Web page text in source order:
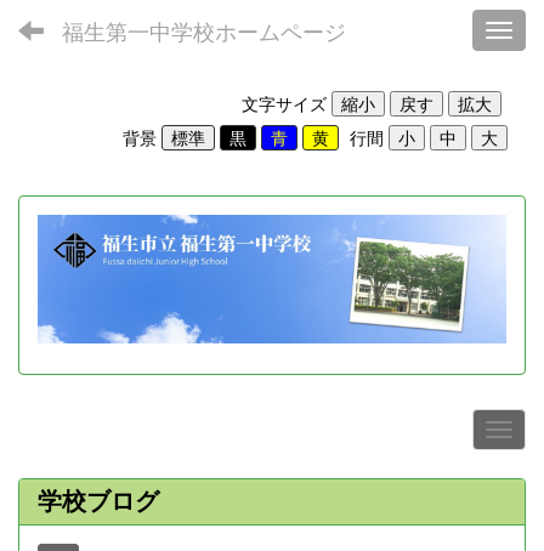
福生第一中学校ホームページ
文字サイズ
背景
行間
学校ブログ